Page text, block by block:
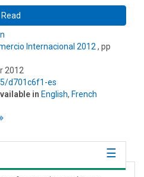
Read
Internacional 2012 , pp
2012
d701c6f1-es
in English, French